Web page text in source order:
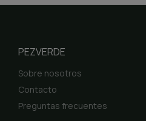
PEZVERDE
Sobre nosotros
Contacto
Preguntas frecuentes